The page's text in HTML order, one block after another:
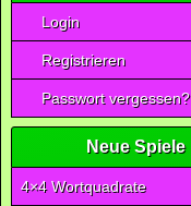
Login
Registrieren
Passwort vergessen?
Neue Spiele
4×4 Wortquadrate